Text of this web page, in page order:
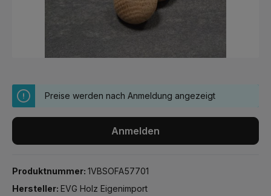
Preise werden nach Anmeldung angezeigt
Anmelden
Produktnummer: 1VBSOFA57701
Hersteller: EVG Holz Eigenimport